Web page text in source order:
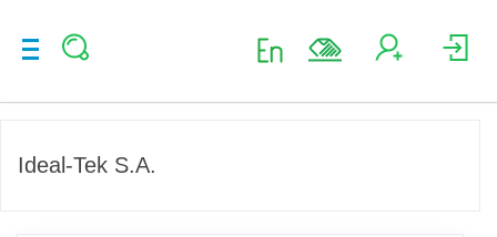
Ideal-Tek S.A.